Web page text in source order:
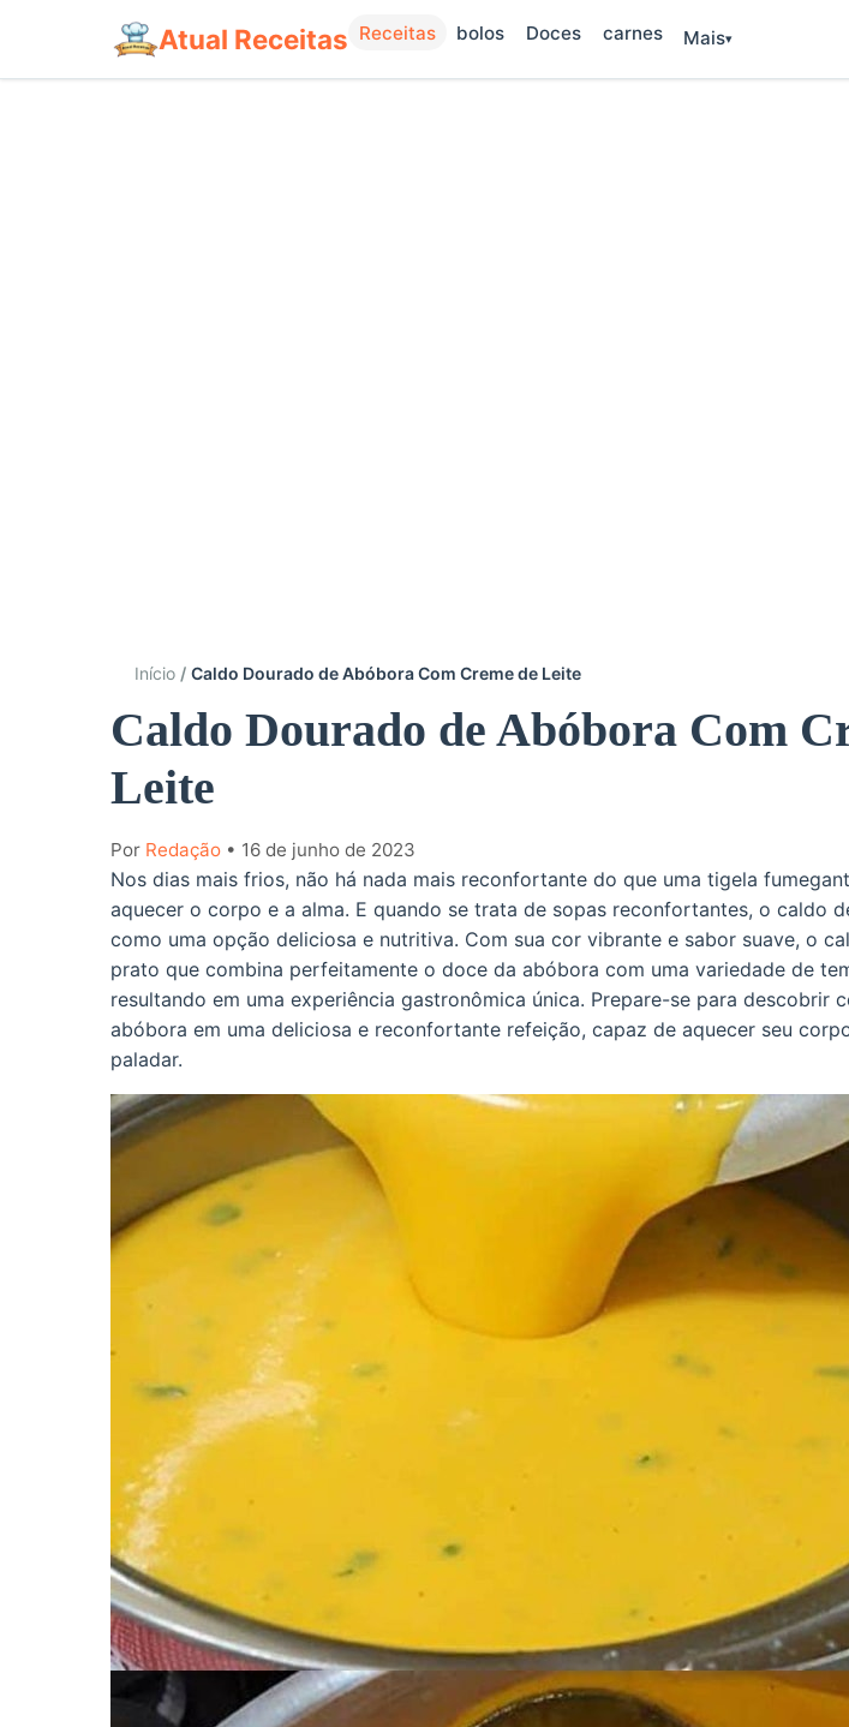
Atual Receitas Receitas bolos Doces carnes Mais
Início Caldo Dourado de Abóbora Com Creme de Leite
Caldo Dourado de Abóbora Com
Leite
Por Redação • 16 de junho de 2023
Nos dias mais frios, não há nada mais reconfortante do que uma tigela
aquecer o corpo e a alma. E quando se trata de sopas reconfortantes, o caldo
como uma opção deliciosa e nutritiva. Com sua cor vibrante e sabor suave, o
prato que combina perfeitamente o doce da abóbora com uma variedade de
resultando em uma experiência gastronômica única. Prepare-se para descobrir
abóbora em uma deliciosa e reconfortante refeição, capaz de aquecer seu
paladar.